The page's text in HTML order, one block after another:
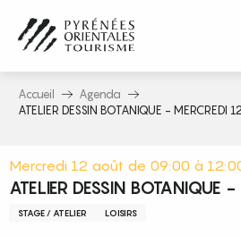
contenu
principal
Accueil
Agenda
ATELIER DESSIN BOTANIQUE - MERCREDI
Mercredi 12 août de 09:00 à
ATELIER DESSIN BOTANIQUE
STAGE / ATELIER LOISIRS